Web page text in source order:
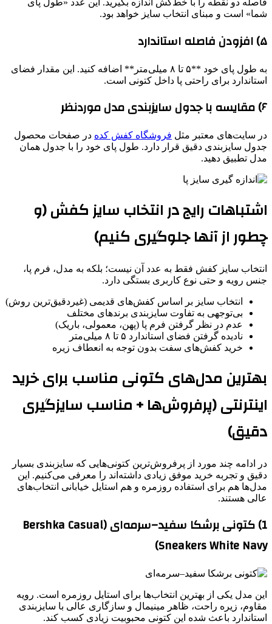
فاصله دو نقطه را با خط‌کش اندازه بگیرید. این عدد «طول پای
شما» است و مبنای انتخاب سایز خواهد بود.
۵) افزودن فاصله استاندارد
به طول پای خود **۵ تا ۸ میلی‌متر** اضافه کنید. این مقدار فضای
استاندارد برای راحتی پا داخل کتونی است.
۶) مقایسه با جدول سایزبندی مدل موردنظر
در سایت‌های معتبر مثل فروشگاه کفش کده در صفحات محصول
جدول سایزبندی دقیق قرار دارد. طول پای خود را با جدول همان
مدل تطبیق دهید.
اشتباهات رایج در انتخاب سایز کفش (و
چطور از آنها جلوگیری کنیم)
انتخاب سایز کفش فقط به عدد آن نیست؛ بلکه به مدل، فرم پا،
جنس رویه و حتی نوع کاربری بستگی دارد.
انتخاب سایز بر اساس کفش‌های قدیمی (غیردقیق‌ترین روش)
بی‌توجهی به تفاوت سایزبندی برندهای مختلف
عدم در نظر گرفتن فرم پا (پهن، معمولی، باریک)
نادیده گرفتن فضای استاندارد ۵ تا ۸ میلی‌متر
خرید کفش‌های سفت بدون توجه به انعطاف زیره
بهترین مدل‌های کتونی مناسب برای خرید
اینترنتی (پرفروش‌ها + مناسب سایزگیری
دقیق)
در ادامه چند مورد از پرفروش‌ترین کتونی‌هایی که سایزبندی بسیار
دقیق و تجربه خرید موفق زیادی داشته‌اند را معرفی می‌کنیم. این
مدل‌ها هم برای استفاده روزمره و هم استایل خیابانی انتخاب‌های
عالی هستند.
1) کتونی برشکا سفید–سرمه‌ای (Bershka Casual
Sneakers White Navy)
این مدل یکی از بهترین انتخاب‌ها برای استایل روزمره است. رویه
مقاوم، زیره راحت، ظاهر مینیمال و سازگاری عالی با سایزبندی
استاندارد باعث شده این کتونی محبوبیت زیادی کسب کند.